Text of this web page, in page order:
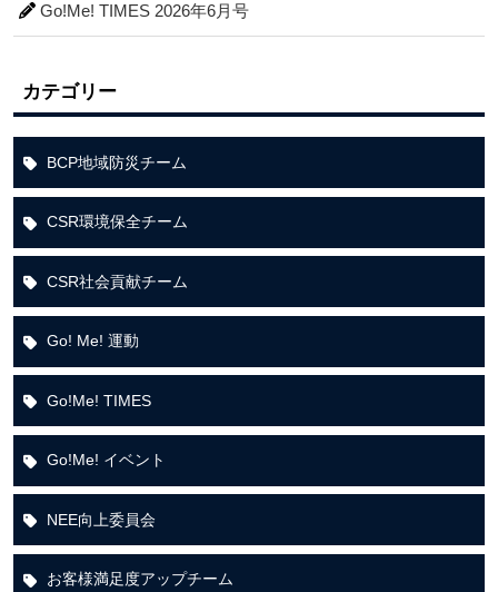
Go!Me! TIMES 2026年6月号
カテゴリー
BCP地域防災チーム
CSR環境保全チーム
CSR社会貢献チーム
Go! Me! 運動
Go!Me! TIMES
Go!Me! イベント
NEE向上委員会
お客様満足度アップチーム